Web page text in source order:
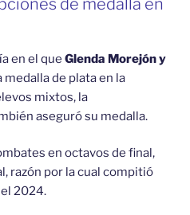
en el que Glenda Morejón y
medalla de plata en la
mixtos, la
aseguró su medalla.
en octavos de final,
razón por la cual compitió
2024.